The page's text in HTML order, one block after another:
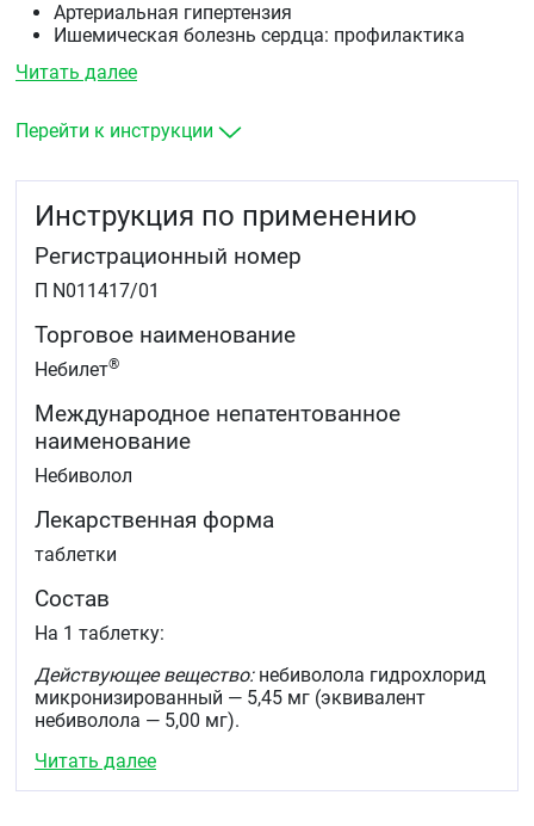
Артериальная гипертензия
Ишемическая болезнь сердца: профилактика
Хроническая сердечная недостаточность (в
Читать далее
Перейти к инструкции
Инструкция по применению
Регистрационный номер
П N011417/01
Торговое наименование
Небилет®
Международное непатентованное
наименование
Небиволол
Лекарственная форма
таблетки
Состав
На 1 таблетку:
Действующее вещество:небиволола гидрохлорид
микронизированный — 5,45 мг (эквивалент
небиволола — 5,00 мг).
Вспомогательные вещества:
— 141,75 мг крахмал кукурузный — 46,00 мг
Читать далее